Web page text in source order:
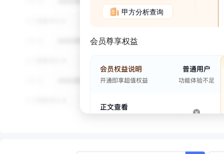
甲方分析查询
会员尊享权益